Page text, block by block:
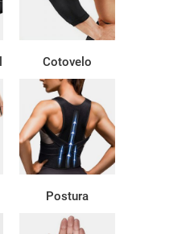
Cotovelo
Postura